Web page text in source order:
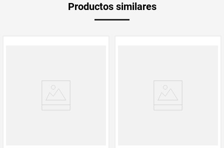
Producto (kg)
Productos similares